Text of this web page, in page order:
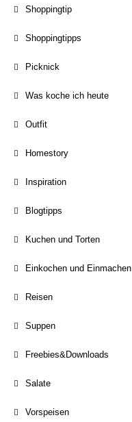
Shoppingtip
Shoppingtipps
Picknick
Was koche ich heute
Outfit
Homestory
Inspiration
Blogtipps
Kuchen und Torten
Einkochen und Einmachen
Reisen
Suppen
Freebies&Downloads
Salate
Vorspeisen